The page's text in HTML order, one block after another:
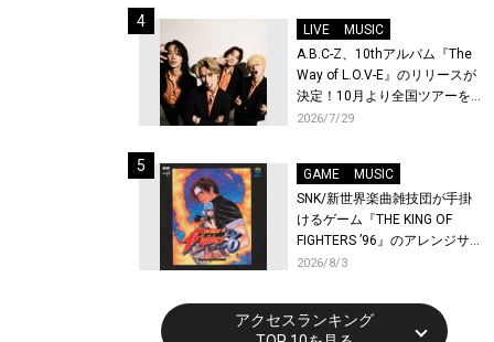
先行上映会を開催！
LIVE
MUSIC
A.B.C-Z、10thアルバム『The
Way of L.O.V-E』のリリースが
決定！10月より全国ツアーを
開催！
2026/7/29
GAME
MUSIC
SNK/新世界楽曲雑技団が手掛
けるゲーム『THE KING OF
FIGHTERS ’96』のアレンジサ
ウンドトラックが配信開始！
2026/8/3
アクセスランキング